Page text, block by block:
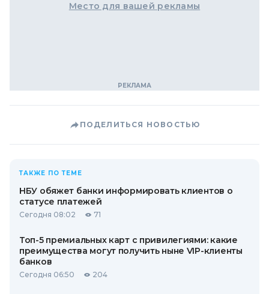
Место для вашей рекламы
ПОДЕЛИТЬСЯ НОВОСТЬЮ
ТАКЖЕ ПО ТЕМЕ
НБУ обяжет банки информировать клиентов о
статусе платежей
Сегодня 08:02 71
Топ-5 премиальных карт с привилегиями: какие
преимущества могут получить ныне VIP-клиенты
банков
Сегодня 06:50 204